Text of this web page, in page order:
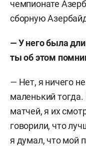
чемпионате
сборную
—У него была
ты об этом
— Нет, я ничего
маленький тогда.
матчей, я их
говорили, что
я думал, что мой